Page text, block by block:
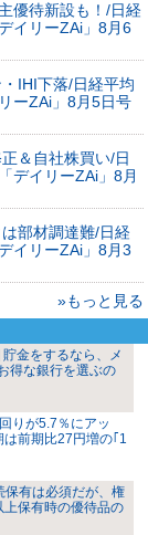
優待新設も！/日経
イリーZAi」8月6
IHI下落/日経平均
ーZAi」8月5日号
＆自社株買い/日
デイリーZAi」8月
部材調達難/日経
イリーZAi」8月3
»もっと見る
金をするなら、メ
得な銀行を選ぶの
りが5.7％にアッ
前期比27円増の｢1
保有は必須だが、権
保有時の優待品の